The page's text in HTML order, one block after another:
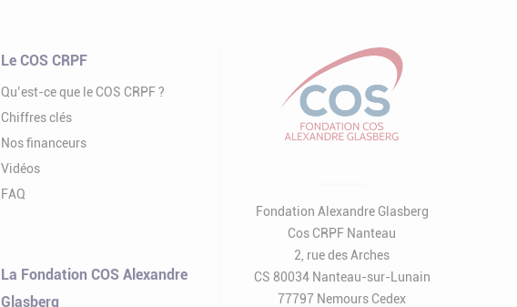
Le COS CRPF
Qu’est-ce que le COS CRPF ?
Chiffres clés
Nos financeurs
Vidéos
FAQ
La Fondation COS Alexandre
Glasberg
Fondation Alexandre Glasberg
Cos CRPF Nanteau
2, rue des Arches
CS 80034 Nanteau-sur-Lunain
77797 Nemours Cedex